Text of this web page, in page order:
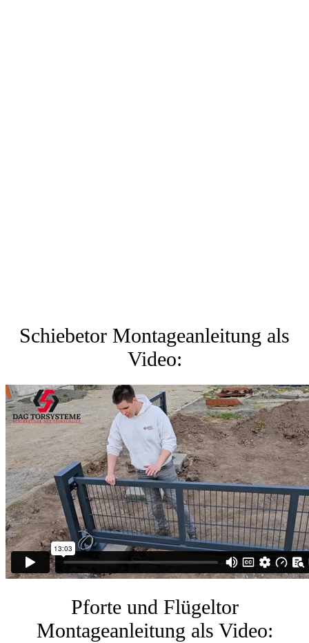
Schiebetor Montageanleitung als
Video:
Pforte und Flügeltor
Montageanleitung als Video: